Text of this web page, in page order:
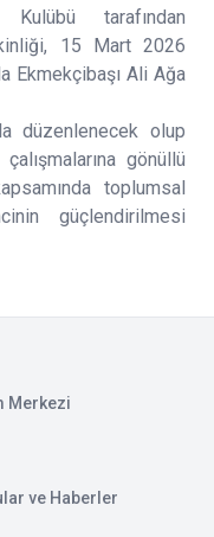
tarafından
15 Mart 2026
Ekmekçibaşı Ali Ağa
düzenlenecek olup
gönüllü
toplumsal
güçlendirilmesi
Merkezi
ve Haberler